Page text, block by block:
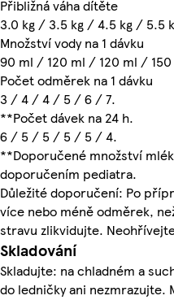
Přibližná váha dítěte
3.0 kg / 3.5 kg / 4.5 kg / 5.5
Množství vody na 1 dávku
90 ml / 120 ml / 120 ml /
Počet odměrek na 1 dávku
3 / 4 / 4 / 5 / 6 / 7.
**Počet dávek na 24 h.
6 / 5 / 5 / 5 / 5 / 4.
**Doporučené množství
doporučením pediatra.
Důležité doporučení: Po
více nebo méně odměrek,
stravu zlikvidujte.
Skladování
Skladujte: na chladném a
do ledničky ani nezmrazujte.